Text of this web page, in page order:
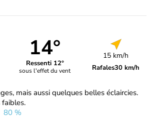
14°
Ressenti 12°
sous l'effet du vent
15 km/h
Rafales30 km/h
mais aussi quelques belles éclaircies.
faibles.
80 %